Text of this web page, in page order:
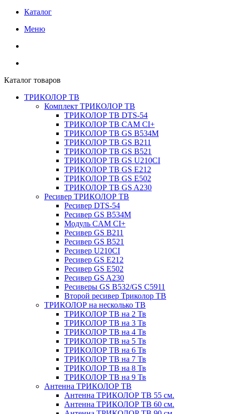
Каталог
Меню
Каталог товаров
ТРИКОЛОР ТВ
Комплект ТРИКОЛОР ТВ
ТРИКОЛОР ТВ DTS-54
ТРИКОЛОР ТВ CAM CI+
ТРИКОЛОР ТВ GS B534M
ТРИКОЛОР ТВ GS B211
ТРИКОЛОР ТВ GS B521
ТРИКОЛОР ТВ GS U210CI
ТРИКОЛОР ТВ GS E212
ТРИКОЛОР ТВ GS E502
ТРИКОЛОР ТВ GS A230
Ресивер ТРИКОЛОР ТВ
Ресивер DTS-54
Ресивер GS B534M
Модуль CAM CI+
Ресивер GS B211
Ресивер GS B521
Ресивер U210CI
Ресивер GS E212
Ресивер GS E502
Ресивер GS A230
Ресиверы GS B532/GS C5911
Второй ресивер Триколор ТВ
ТРИКОЛОР на несколько ТВ
ТРИКОЛОР ТВ на 2 Тв
ТРИКОЛОР ТВ на 3 Тв
ТРИКОЛОР ТВ на 4 Тв
ТРИКОЛОР ТВ на 5 Тв
ТРИКОЛОР ТВ на 6 Тв
ТРИКОЛОР ТВ на 7 Тв
ТРИКОЛОР ТВ на 8 Тв
ТРИКОЛОР ТВ на 9 Тв
Антенна ТРИКОЛОР ТВ
Антенна ТРИКОЛОР ТВ 55 см.
Антенна ТРИКОЛОР ТВ 60 см.